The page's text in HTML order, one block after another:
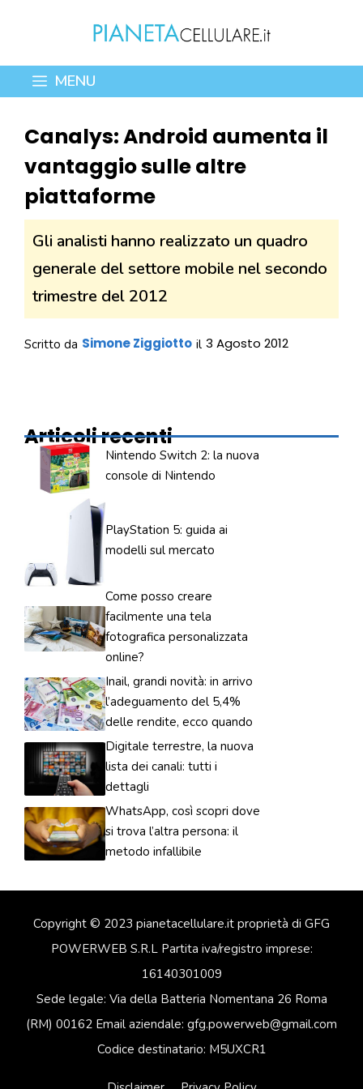
contenuto
MENU
Canalys: Android aumenta il
vantaggio sulle altre
piattaforme
Gli analisti hanno realizzato un quadro
generale del settore mobile nel secondo
trimestre del 2012
Scritto da Simone Ziggiotto il 3 Agosto 2012
Articoli recenti
Nintendo Switch 2: la nuova
console di Nintendo
PlayStation 5: guida ai
modelli sul mercato
Come posso creare
facilmente una tela
fotografica personalizzata
online?
Inail, grandi novità: in arrivo
l’adeguamento del 5,4%
delle rendite, ecco quando
Digitale terrestre, la nuova
lista dei canali: tutti i
dettagli
WhatsApp, così scopri dove
si trova l’altra persona: il
metodo infallibile
Copyright © 2023 pianetacellulare.it proprietà di GFG
POWERWEB S.R.L Partita iva/registro imprese:
16140301009
Sede legale: Via della Batteria Nomentana 26 Roma
(RM) 00162 Email aziendale: gfg.powerweb@gmail.com
Codice destinatario: M5UXCR1